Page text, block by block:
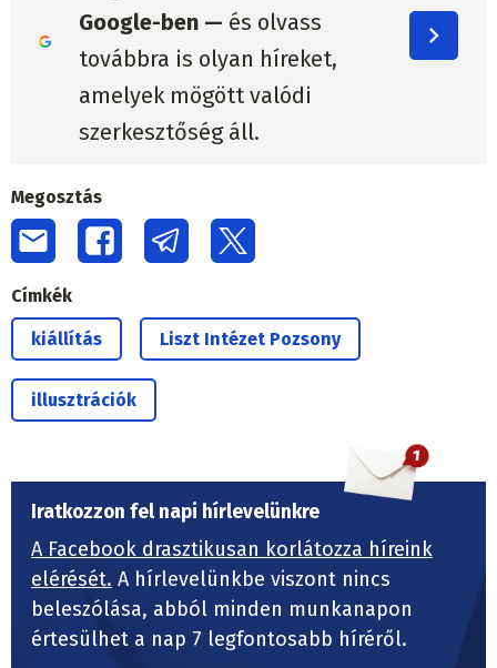
Google-ben — és olvass
továbbra is olyan híreket,
amelyek mögött valódi
szerkesztőség áll.
Megosztás
Címkék
kiállítás Liszt Intézet Pozsony
illusztrációk
Iratkozzon fel napi hírlevelünkre
A Facebook drasztikusan korlátozza híreink
elérését. A hírlevelünkbe viszont nincs
beleszólása, abból minden munkanapon
értesülhet a nap 7 legfontosabb híréről.